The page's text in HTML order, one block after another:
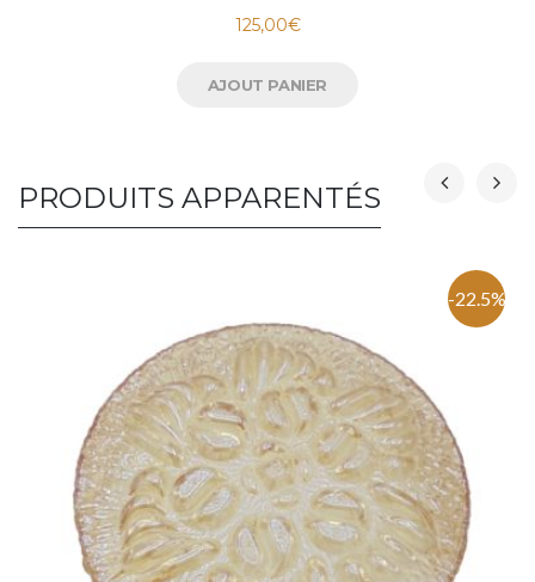
125,00€
AJOUT PANIER
PRODUITS APPARENTÉS
-22.5%